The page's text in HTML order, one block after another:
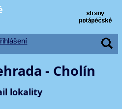
- Cholín
lokality